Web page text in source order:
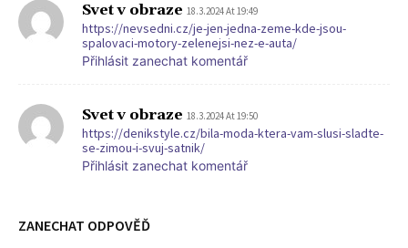
Svet v obraze 18.3.2024 At 19:49
https://nevsedni.cz/je-jen-jedna-zeme-kde-jsou-
spalovaci-motory-zelenejsi-nez-e-auta/
Přihlásit zanechat komentář
Svet v obraze 18.3.2024 At 19:50
https://denikstyle.cz/bila-moda-ktera-vam-slusi-sladte-
se-zimou-i-svuj-satnik/
Přihlásit zanechat komentář
ZANECHAT ODPOVĚĎ